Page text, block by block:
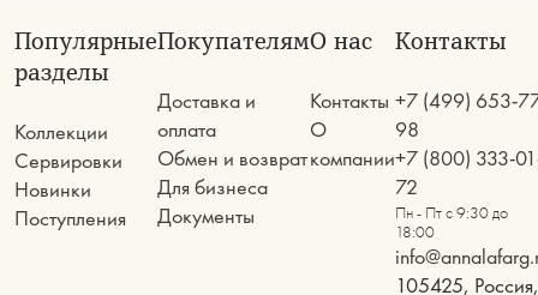
Популярные
разделы
Коллекции
Сервировки
Новинки
Поступления
Покупателям
Доставка и
оплата
Обмен и возврат
Для бизнеса
Документы
О нас
Контакты
О
компании
Контакты
+7 (499) 653-
98
+7 (800) 333-
72
Пн - Пт с 9:30 до
18:00
105425, Россия,